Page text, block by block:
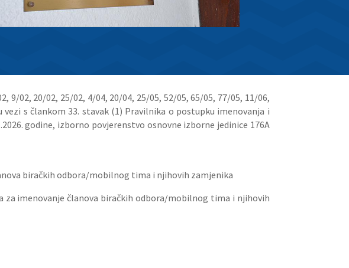
9/02, 20/02, 25/02, 4/04, 20/04, 25/05, 52/05, 65/05, 77/05, 11/06,
vezi s člankom 33. stavak (1) Pravilnika o postupku imenovanja i
godine, izborno povjerenstvo osnovne izborne jedinice 176A
biračkih odbora/mobilnog tima i njihovih zamjenika
za imenovanje članova biračkih odbora/mobilnog tima i njihovih